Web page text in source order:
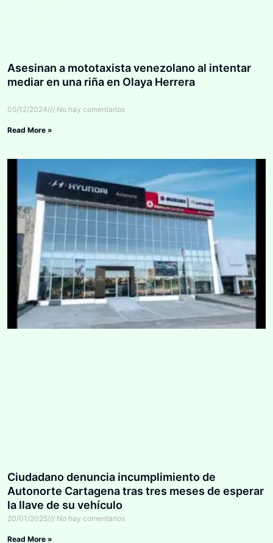
Asesinan a mototaxista venezolano al intentar
mediar en una riña en Olaya Herrera
05/12/2024 No hay comentarios
Read More »
Ciudadano denuncia incumplimiento de
Autonorte Cartagena tras tres meses de esperar
la llave de su vehículo
20/01/2025 No hay comentarios
Read More »